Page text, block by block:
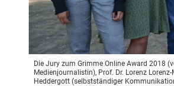
Die Jury zum Grimme Online Award 2018
Medienjournalistin), Prof. Dr. Lorenz
Heddergott (selbstständiger